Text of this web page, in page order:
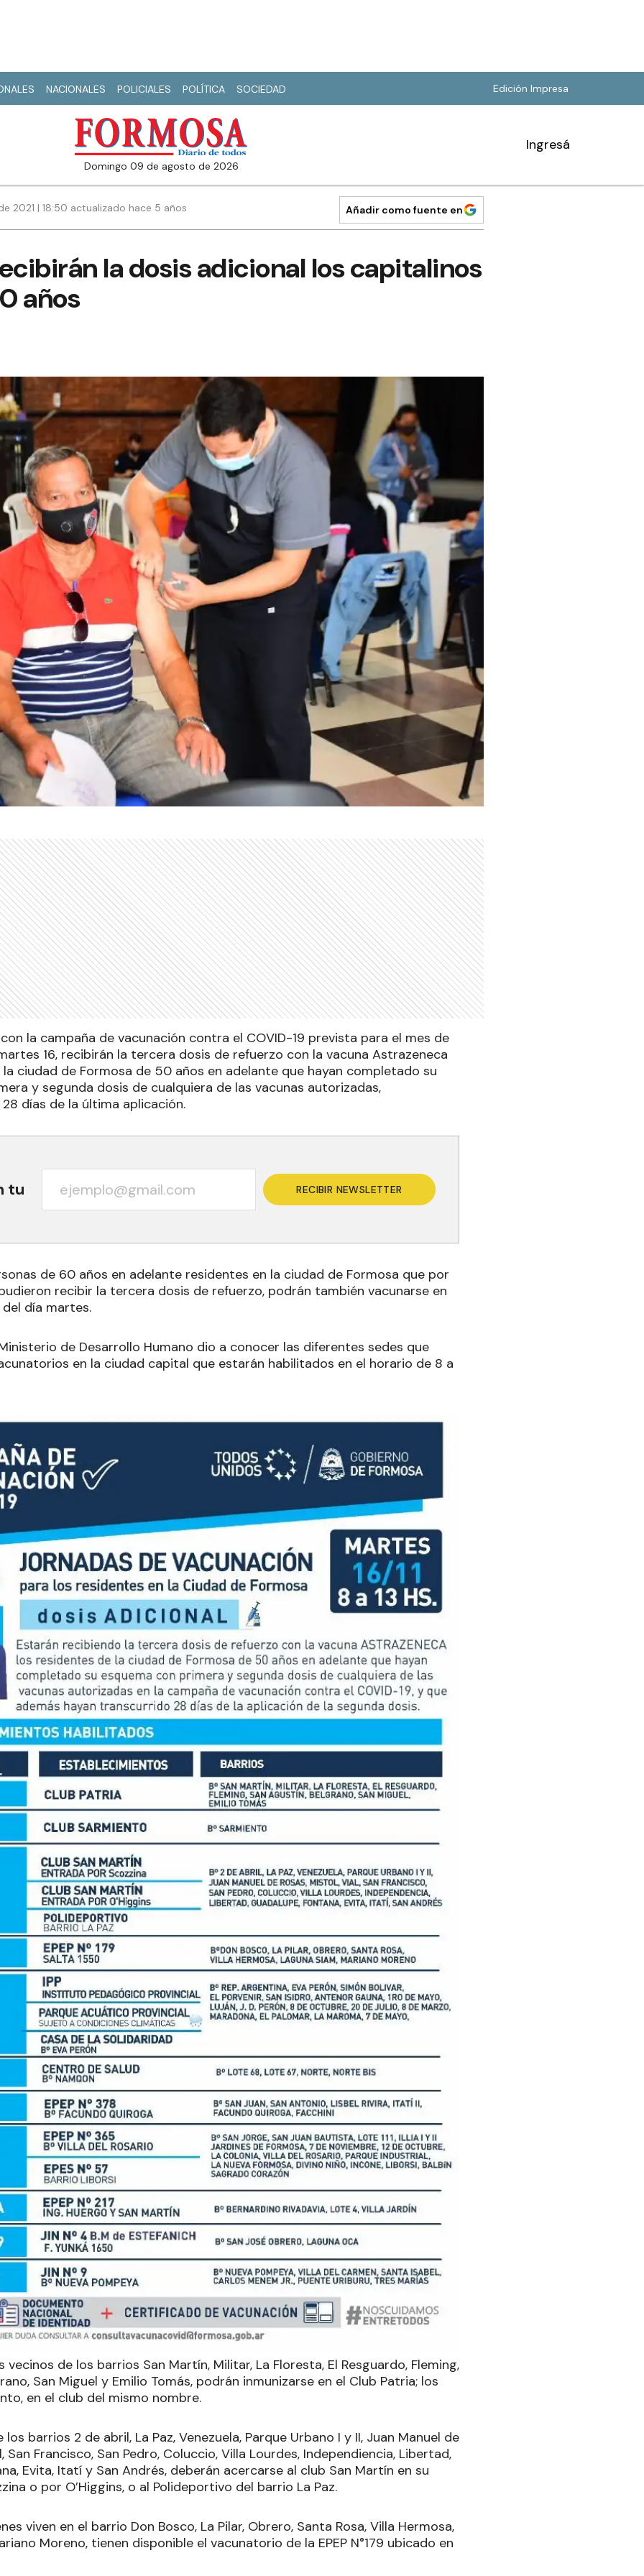
NACIONALES POLICIALES POLÍTICA SOCIEDAD Edición Impresa
domingo 09 de agosto de 2026
Ingresá
2021 | 18:50 actualizado hace 5 años Añadir como fuente en
la dosis adicional los capitalinos
años
la campaña de vacunación contra el COVID-19 prevista para el mes de
16, recibirán la tercera dosis de refuerzo con la vacuna Astrazeneca
ciudad de Formosa de 50 años en adelante que hayan completado su
y segunda dosis de cualquiera de las vacunas autorizadas,
días de la última aplicación.
tu RECIBIR NEWSLETTER
de 60 años en adelante residentes en la ciudad de Formosa que por
recibir la tercera dosis de refuerzo, podrán también vacunarse en
día martes.
de Desarrollo Humano dio a conocer las diferentes sedes que
en la ciudad capital que estarán habilitados en el horario de 8 a
vecinos de los barrios San Martín, Militar, La Floresta, El Resguardo, Fleming,
San Miguel y Emilio Tomás, podrán inmunizarse en el Club Patria; los
en el club del mismo nombre.
barrios 2 de abril, La Paz, Venezuela, Parque Urbano I y II, Juan Manuel de
San Francisco, San Pedro, Coluccio, Villa Lourdes, Independiencia, Libertad,
Evita, Itatí y San Andrés, deberán acercarse al club San Martín en su
o por O’Higgins, o al Polideportivo del barrio La Paz.
viven en el barrio Don Bosco, La Pilar, Obrero, Santa Rosa, Villa Hermosa,
Moreno, tienen disponible el vacunatorio de la EPEP N°179 ubicado en